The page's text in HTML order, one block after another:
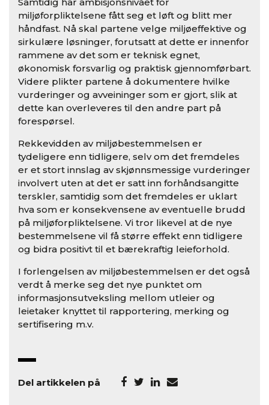
miljøforpliktelsene fått seg et løft og blitt mer
håndfast. Nå skal partene velge miljøeffektive og
sirkulære løsninger, forutsatt at dette er innenfor
rammene av det som er teknisk egnet,
økonomisk forsvarlig og praktisk gjennomførbart.
Videre plikter partene å dokumentere hvilke
vurderinger og avveininger som er gjort, slik at
dette kan overleveres til den andre part på
forespørsel.
Rekkevidden av miljøbestemmelsen er
tydeligere enn tidligere, selv om det fremdeles
er et stort innslag av skjønnsmessige vurderinger
involvert uten at det er satt inn forhåndsangitte
terskler, samtidig som det fremdeles er uklart
hva som er konsekvensene av eventuelle brudd
på miljøforpliktelsene. Vi tror likevel at de nye
bestemmelsene vil få større effekt enn tidligere
og bidra positivt til et bærekraftig leieforhold.
I forlengelsen av miljøbestemmelsen er det også
verdt å merke seg det nye punktet om
informasjonsutveksling mellom utleier og
leietaker knyttet til rapportering, merking og
sertifisering m.v.
Del artikkelen på